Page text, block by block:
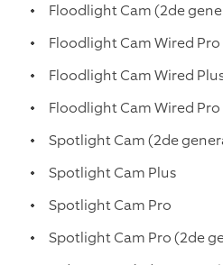
Floodlight Cam (2de
Floodlight Cam Wired Pro
Floodlight Cam Wired
Floodlight Cam Wired
Spotlight Cam (2de
Spotlight Cam Plus
Spotlight Cam Pro
Spotlight Cam Pro (2de